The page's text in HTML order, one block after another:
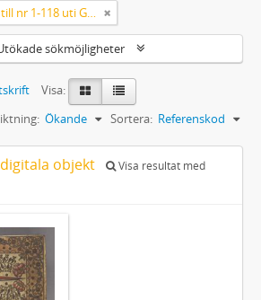
Koralbok: Melodierna till nr 1-118 uti Gamla Psalmboken, enstämmigt satta
sökmöjligheter
Visa:
Sortera: Referenskod
Ökande
objekt
Visa resultat med